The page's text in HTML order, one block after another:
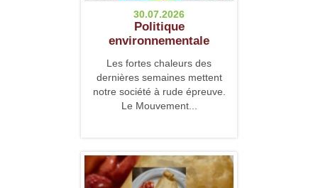
30.07.2026
Politique
environnementale
Les fortes chaleurs des
dernières semaines mettent
notre société à rude épreuve.
Le Mouvement...